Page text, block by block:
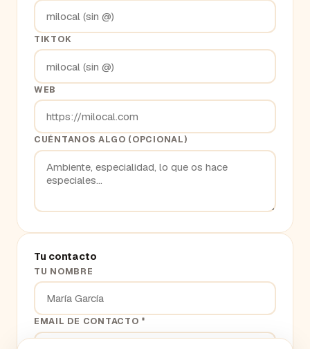
TIKTOK
WEB
CUÉNTANOS ALGO (OPCIONAL)
Tu contacto
TU NOMBRE
EMAIL DE CONTACTO *